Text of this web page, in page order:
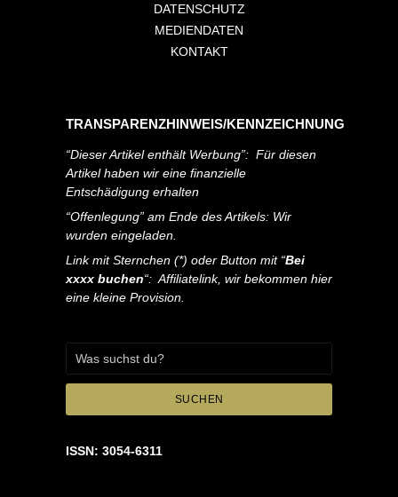
DATENSCHUTZ
MEDIENDATEN
KONTAKT
TRANSPARENZHINWEIS/KENNZEICHNUNG
“Dieser Artikel enthält Werbung”: Für diesen
Artikel haben wir eine finanzielle
Entschädigung erhalten
“Offenlegung” am Ende des Artikels: Wir
wurden eingeladen.
Link mit Sternchen (*) oder Button mit “Bei
xxxx buchen“: Affiliatelink, wir bekommen hier
eine kleine Provision.
SUCHEN
ISSN: 3054-6311